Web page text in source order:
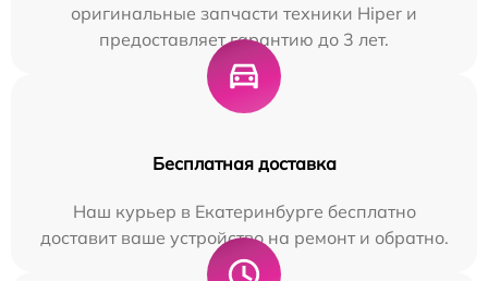
оригинальные запчасти техники Hiper и
предоставляет гарантию до 3 лет.
Бесплатная доставка
Наш курьер в Екатеринбурге бесплатно
доставит ваше устройство на ремонт и обратно.